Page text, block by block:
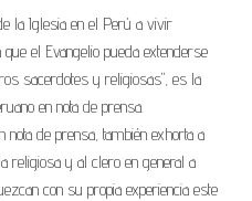
la Iglesia en el Perú a vivir
el Evangelio pueda extenderse
sacerdotes y religiosas", es la
en nota de prensa.
nota de prensa, también exhorta a
religiosa y al clero en general a
con su propia experiencia este